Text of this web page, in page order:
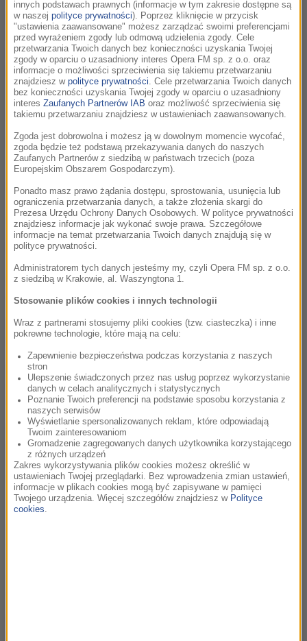
MocArty RMF Classic. Słuchacze Stacji wybrali swoich
faworytów w czterech kategoriach: Człowiek Roku,
Wydarzenie Roku, Muzyka Filmowa Roku i Produkt
Roku.
MocArty RMF Classic otrzymali:
Człowiek Roku:Leszek Możdżer - za chopinowskie koncerty
na całym świecie, wyjątkowość i niezmienną klasę.
Wydarzenie Roku:Otwarcie Centrum Nauki Kopernik - za
wskazanie nowoczesnej drogi do poznawania świata oraz
inspirujące pokazanie niezwykłych związków kultury i nauki.
Muzyka Filmowa Roku:
„Incepcja” - za błyskotliwe połączenie brzmienia
orkiestrowego z elektronicznym i za mistrzowskie spojenie
dźwięku z obrazem.
Produkt Roku:Mercedes SLS AMG - za nowatorski, stylowy
design i doskonałe osiągi.
Ponadto RMF Classic przyznało
ją Stanisław Janicki- za to, że zaszczepił w nas miłość do
starego kina.
Kolejna nagroda specjalna, tym razem przyznana przez
patrona medialnego, redakcję magazynu Twój STYL, trafiła w
ręceMagdaleny Cieleckiej - Nagroda Za Styl. W
uzasadnieniu czytamy:
"To nagroda za bezkompromisową drogę artystyczną, za
nierozmienianie się na drobne, za odporność na kicz i
innych podstawach prawnych (informacje w tym zakresie dostępne są
w naszej polityce prywatności). Poprzez kliknięcie w przycisk
"ustawienia zaawansowane" możesz zarządzać swoimi preferencjami
przed wyrażeniem zgody lub odmową udzielenia zgody. Cele
przetwarzania Twoich danych bez konieczności uzyskania Twojej
zgody w oparciu o uzasadniony interes Opera FM sp. z o.o. oraz
informacje o możliwości sprzeciwienia się takiemu przetwarzaniu
znajdziesz w polityce prywatności. Cele przetwarzania Twoich danych
bez konieczności uzyskania Twojej zgody w oparciu o uzasadniony
interes Zaufanych Partnerów IAB oraz możliwość sprzeciwienia się
takiemu przetwarzaniu znajdziesz w ustawieniach zaawansowanych.
Zgoda jest dobrowolna i możesz ją w dowolnym momencie wycofać,
zgoda będzie też podstawą przekazywania danych do naszych
Zaufanych Partnerów z siedzibą w państwach trzecich (poza
Europejskim Obszarem Gospodarczym).
Ponadto masz prawo żądania dostępu, sprostowania, usunięcia lub
ograniczenia przetwarzania danych, a także złożenia skargi do
Prezesa Urzędu Ochrony Danych Osobowych. W polityce prywatności
znajdziesz informacje jak wykonać swoje prawa. Szczegółowe
informacje na temat przetwarzania Twoich danych znajdują się w
polityce prywatności.
Administratorem tych danych jesteśmy my, czyli Opera FM sp. z o.o.
z siedzibą w Krakowie, al. Waszyngtona 1.
Stosowanie plików cookies i innych technologii
Wraz z partnerami stosujemy pliki cookies (tzw. ciasteczka) i inne
pokrewne technologie, które mają na celu:
Zapewnienie bezpieczeństwa podczas korzystania z naszych
stron
Ulepszenie świadczonych przez nas usług poprzez wykorzystanie
danych w celach analitycznych i statystycznych
Poznanie Twoich preferencji na podstawie sposobu korzystania z
naszych serwisów
Wyświetlanie spersonalizowanych reklam, które odpowiadają
Twoim zainteresowaniom
Gromadzenie zagregowanych danych użytkownika korzystającego
z różnych urządzeń
Zakres wykorzystywania plików cookies możesz określić w
ustawieniach Twojej przeglądarki. Bez wprowadzenia zmian ustawień,
informacje w plikach cookies mogą być zapisywane w pamięci
Twojego urządzenia. Więcej szczegółów znajdziesz w Polityce
cookies.